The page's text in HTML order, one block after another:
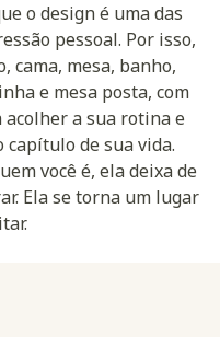
o design é uma das
pessoal. Por isso,
cama, mesa, banho,
e mesa posta, com
a sua rotina e
de sua vida.
você é, ela deixa de
Ela se torna um lugar